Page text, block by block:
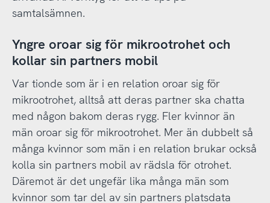
samtalsämnen.
Yngre oroar sig för mikrootrohet och
kollar sin partners mobil
Var tionde som är i en relation oroar sig för
mikrootrohet, alltså att deras partner ska chatta
med någon bakom deras rygg. Fler kvinnor än
män oroar sig för mikrootrohet. Mer än dubbelt så
många kvinnor som män i en relation brukar också
kolla sin partners mobil av rädsla för otrohet.
Däremot är det ungefär lika många män som
kvinnor som tar del av sin partners platsdata